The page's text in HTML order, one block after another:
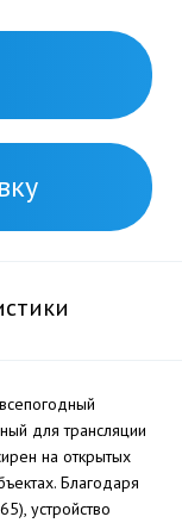
для трансляции
на открытых
Благодаря
устройство